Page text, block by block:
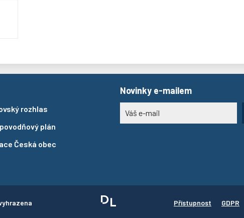
rozhlas
plán
Česká obec
Novinky e-mailem
Přístupnost GDPR